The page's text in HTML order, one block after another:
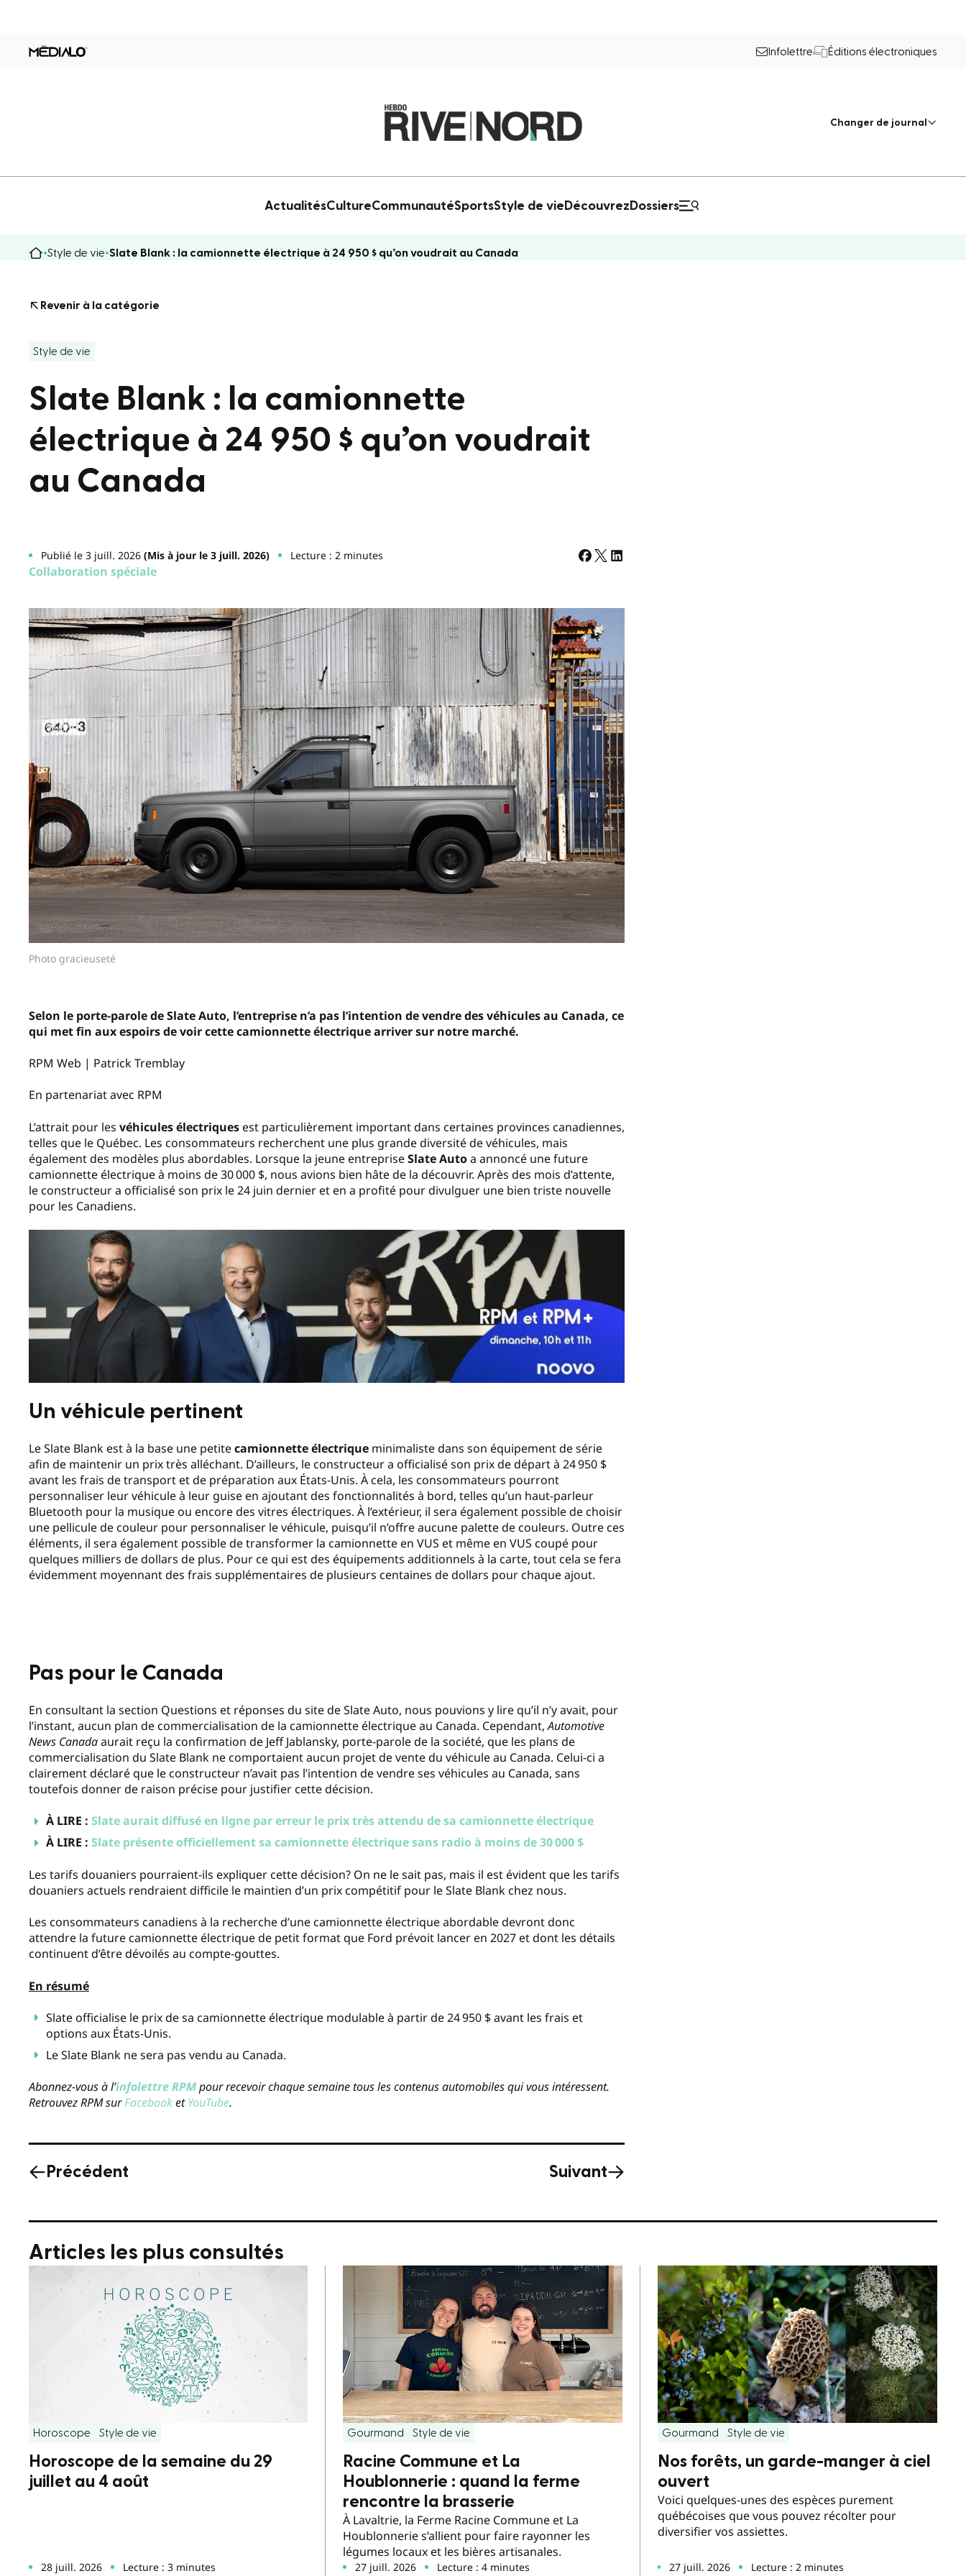
Infolettre Éditions électroniques
Changer de journal
ActualitésCultureCommunautéSportsStyle de vie Découvrez Dossiers
Style de vie Slate Blank : la camionnette électrique à 24 950 $ qu’on voudrait au Canada
Revenir à la catégorie
Style de vie
Slate Blank : la camionnette
électrique à 24 950 $ qu’on voudrait
au Canada
Publié le 3 juill. 2026(Mis à jour le 3 juill. 2026) Lecture : 2 minutes
Collaboration spéciale
Photo gracieuseté
Selon le porte-parole de Slate Auto, l’entreprise n’a pas l’intention de vendre des véhicules au Canada, ce
qui met fin aux espoirs de voir cette camionnette électrique arriver sur notre marché.
RPM Web | Patrick Tremblay
En partenariat avec RPM
L’attrait pour les véhicules électriques est particulièrement important dans certaines provinces canadiennes,
telles que le Québec. Les consommateurs recherchent une plus grande diversité de véhicules, mais
également des modèles plus abordables. Lorsque la jeune entrepriseSlate Autoa annoncé une future
camionnette électrique à moins de 30 000 $, nous avions bien hâte de la découvrir. Après des mois d’attente,
le constructeur a officialisé son prix le 24 juin dernier et en a profité pour divulguer une bien triste nouvelle
pour les Canadiens.
Un véhicule pertinent
Le Slate Blank est à la base une petitecamionnette électrique minimaliste dans son équipement de série
afin de maintenir un prix très alléchant. D’ailleurs, le constructeur a officialisé son prix de départ à 24 950 $
avant les frais de transport et de préparation aux États-Unis. À cela, les consommateurs pourront
personnaliser leur véhicule à leur guise en ajoutant des fonctionnalités à bord, telles qu’un haut-parleur
Bluetooth pour la musique ou encore des vitres électriques. À l’extérieur, il sera également possible de choisir
une pellicule de couleur pour personnaliser le véhicule, puisqu’il n’offre aucune palette de couleurs. Outre ces
éléments, il sera également possible de transformer la camionnette en VUS et même en VUS coupé pour
quelques milliers de dollars de plus. Pour ce qui est des équipements additionnels à la carte, tout cela se fera
évidemment moyennant des frais supplémentaires de plusieurs centaines de dollars pour chaque ajout.
Pas pour le Canada
En consultant la section Questions et réponses du site de Slate Auto, nous pouvions y lire qu’il n’y avait, pour
l’instant, aucun plan de commercialisation de la camionnette électrique au Canada. Cependant,Automotive
News Canadaaurait reçu la confirmation de Jeff Jablansky, porte-parole de la société, que les plans de
commercialisation du Slate Blank ne comportaient aucun projet de vente du véhicule au Canada. Celui-ci a
clairement déclaré que le constructeur n’avait pas l’intention de vendre ses véhicules au Canada, sans
toutefois donner de raison précise pour justifier cette décision.
À LIRE : Slate aurait diffusé en ligne par erreur le prix très attendu de sa camionnette électrique
À LIRE : Slate présente officiellement sa camionnette électrique sans radio à moins de 30 000 $
Les tarifs douaniers pourraient-ils expliquer cette décision? On ne le sait pas, mais il est évident que les tarifs
douaniers actuels rendraient difficile le maintien d’un prix compétitif pour le Slate Blank chez nous.
Les consommateurs canadiens à la recherche d’une camionnette électrique abordable devront donc
attendre la future camionnette électrique de petit format que Ford prévoit lancer en 2027 et dont les détails
continuent d’être dévoilés au compte-gouttes.
En résumé
Slate officialise le prix de sa camionnette électrique modulable à partir de 24 950 $ avant les frais et
options aux États-Unis.
Le Slate Blank ne sera pas vendu au Canada.
Abonnez-vous à l’infolettre RPMpour recevoir chaque semaine tous les contenus automobiles qui vous intéressent.
Retrouvez RPM surFacebooketYouTube.
Précédent Suivant
Articles les plus consultés
Horoscope Style de vie
Horoscope de la semaine du 29
juillet au 4 août
28 juill. 2026 Lecture : 3 minutes
Gourmand Style de vie
Racine Commune et La
Houblonnerie : quand la ferme
rencontre la brasserie
À Lavaltrie, la Ferme Racine Commune et La
Houblonnerie s’allient pour faire rayonner les
légumes locaux et les bières artisanales.
27 juill. 2026 Lecture : 4 minutes
Gourmand Style de vie
Nos forêts, un garde-manger à ciel
ouvert
Voici quelques-unes des espèces purement
québécoises que vous pouvez récolter pour
diversifier vos assiettes.
27 juill. 2026 Lecture : 2 minutes